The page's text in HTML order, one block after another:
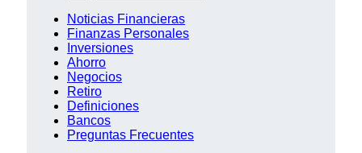
Noticias Financieras
Finanzas Personales
Inversiones
Ahorro
Negocios
Retiro
Definiciones
Bancos
Preguntas Frecuentes